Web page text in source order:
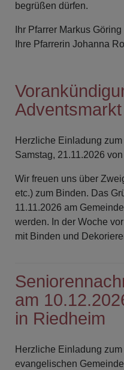
begrüßen dürfen.
Ihr Pfarrer Markus Göring
Ihre Pfarrerin Johanna
Adventsmarkt
Herzliche Einladung
Samstag, 21.11.2026
Wir freuen uns über
etc.) zum Binden. Das
11.11.2026 am
werden. In der Woche
mit Binden und
am
in Riedheim
Herzliche Einladung
evangelischen